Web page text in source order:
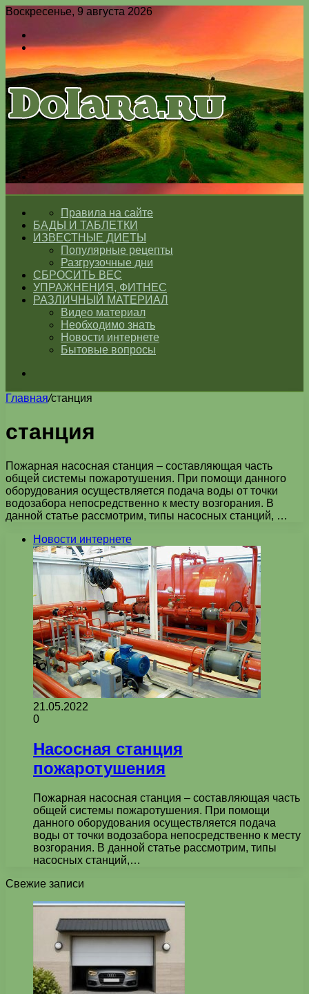
Воскресенье, 9 августа 2026
Switch
skin
Меню
Switch
ГЛАВНАЯПравила на сайте
БАДЫ И ТАБЛЕТКИ
ИЗВЕСТНЫЕ ДИЕТЫ
Популярные рецепты
Разгрузочные дни
СБРОСИТЬ ВЕС
УПРАЖНЕНИЯ, ФИТНЕС
РАЗЛИЧНЫЙ МАТЕРИАЛ
Видео материал
Необходимо знать
Новости интернете
Бытовые вопросы
Главная/станция
станция
Пожарная насосная станция – составляющая часть
общей системы пожаротушения. При помощи данного
оборудования осуществляется подача воды от точки
водозабора непосредственно к месту возгорания. В
данной статье рассмотрим, типы насосных станций, …
Новости интернете
21.05.2022
0
Насосная станция
пожаротушения
Пожарная насосная станция – составляющая часть
общей системы пожаротушения. При помощи
данного оборудования осуществляется подача
воды от точки водозабора непосредственно к месту
возгорания. В данной статье рассмотрим, типы
насосных станций,…
Свежие записи